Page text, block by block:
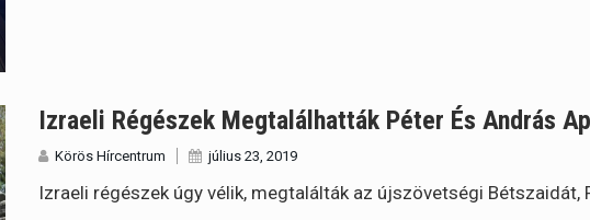
Izraeli Régészek Megtalálhatták Péter És András
Körös Hírcentrum július 23, 2019
Izraeli régészek úgy vélik, megtalálták az újszövetségi Bétszaidát,